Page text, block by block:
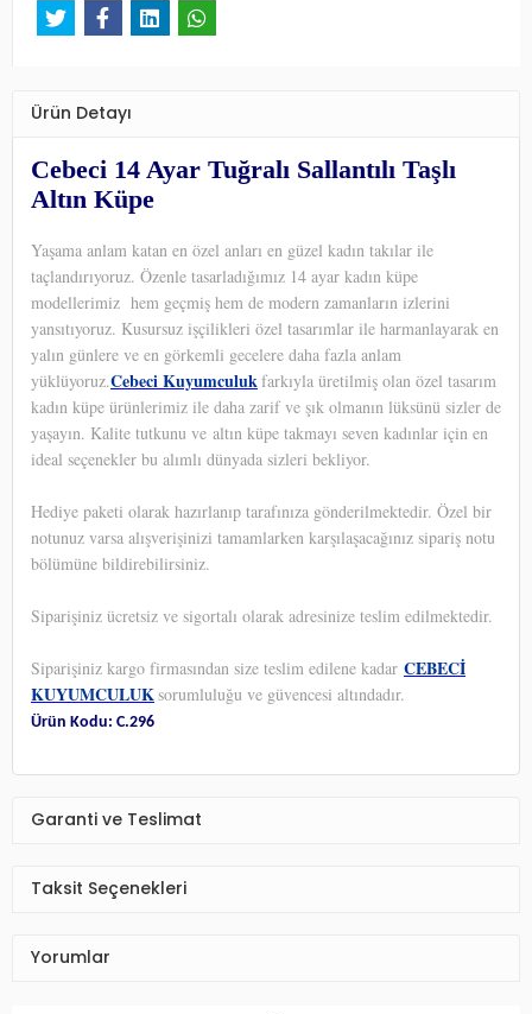
Ürün Detayı
Cebeci 14 Ayar Tuğralı Sallantılı Taşlı
Altın Küpe
Yaşama anlam katan en özel anları en güzel kadın takılar ile
taçlandırıyoruz. Özenle tasarladığımız 14 ayar kadın küpe
modellerimiz hem geçmiş hem de modern zamanların izlerini
yansıtıyoruz. Kusursuz işçilikleri özel tasarımlar ile harmanlayarak en
yalın günlere ve en görkemli gecelere daha fazla anlam
yüklüyoruz.Cebeci Kuyumculukfarkıyla üretilmiş olan özel tasarım
kadın küpe ürünlerimiz ile daha zarif ve şık olmanın lüksünü sizler de
yaşayın. Kalite tutkunu ve altın küpe takmayı seven kadınlar için en
ideal seçenekler bu alımlı dünyada sizleri bekliyor.
Hediye paketi olarak hazırlanıp tarafınıza gönderilmektedir. Özel bir
notunuz varsa alışverişinizi tamamlarken karşılaşacağınız sipariş notu
bölümüne bildirebilirsiniz.
Siparişiniz ücretsiz ve sigortalı olarak adresinize teslim edilmektedir.
Siparişiniz kargo firmasından size teslim edilene kadar CEBECİ
KUYUMCULUKsorumluluğu ve güvencesi altındadır.
Ürün Kodu: C.296
Garanti ve Teslimat
Taksit Seçenekleri
Yorumlar